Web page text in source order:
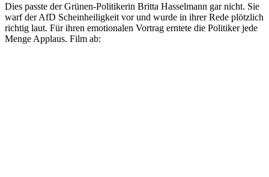
Dies passte der Grünen-Politikerin Britta Hasselmann gar nicht. Sie
warf der AfD Scheinheiligkeit vor und wurde in ihrer Rede plötzlich
richtig laut. Für ihren emotionalen Vortrag erntete die Politiker jede
Menge Applaus. Film ab: